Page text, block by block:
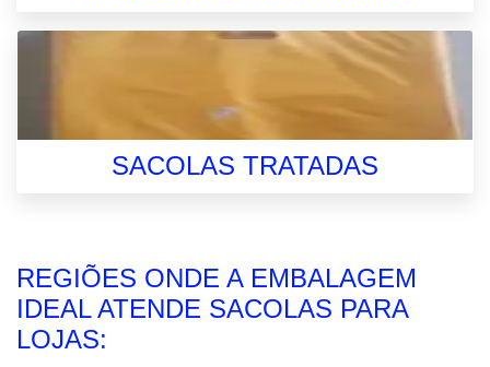
SACOLAS TRATADAS
REGIÕES ONDE A EMBALAGEM
IDEAL ATENDE SACOLAS PARA
LOJAS: